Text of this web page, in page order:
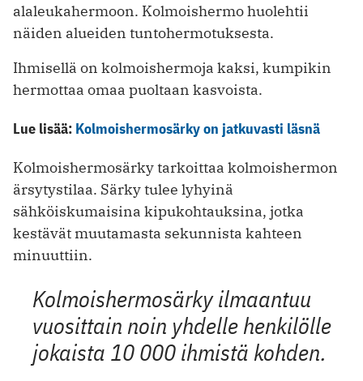
alaleukahermoon. Kolmoishermo huolehtii
näiden alueiden tuntohermotuksesta.
Ihmisellä on kolmoishermoja kaksi, kumpikin
hermottaa omaa puoltaan kasvoista.
Lue lisää: Kolmoishermosärky on jatkuvasti läsnä
Kolmoishermosärky tarkoittaa kolmoishermon
ärsytystilaa. Särky tulee lyhyinä
sähköiskumaisina kipukohtauksina, jotka
kestävät muutamasta sekunnista kahteen
minuuttiin.
Kolmoishermosärky ilmaantuu
vuosittain noin yhdelle henkilölle
jokaista 10 000 ihmistä kohden.